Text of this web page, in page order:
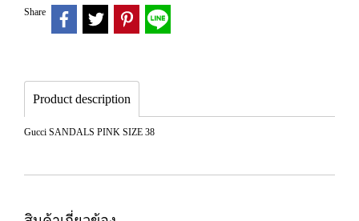
Share
Product description
Gucci SANDALS PINK SIZE 38